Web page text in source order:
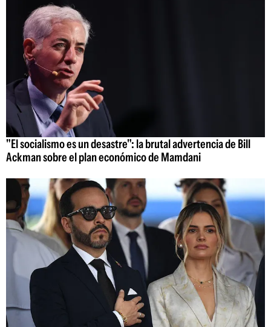
"El socialismo es un desastre": la brutal advertencia de Bill
Ackman sobre el plan económico de Mamdani